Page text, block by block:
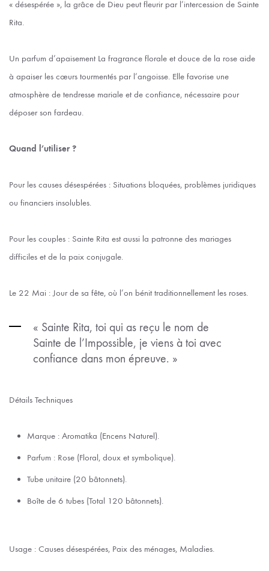
« désespérée », la grâce de Dieu peut fleurir par l’intercession de Sainte
Rita.
Un parfum d’apaisement La fragrance florale et douce de la rose aide
à apaiser les cœurs tourmentés par l’angoisse. Elle favorise une
atmosphère de tendresse mariale et de confiance, nécessaire pour
déposer son fardeau.
Quand l’utiliser ?
Pour les causes désespérées : Situations bloquées, problèmes juridiques
ou financiers insolubles.
Pour les couples : Sainte Rita est aussi la patronne des mariages
difficiles et de la paix conjugale.
Le 22 Mai : Jour de sa fête, où l’on bénit traditionnellement les roses.
« Sainte Rita, toi qui as reçu le nom de
Sainte de l’Impossible, je viens à toi avec
confiance dans mon épreuve. »
Détails Techniques
Marque : Aromatika (Encens Naturel).
Parfum : Rose (Floral, doux et symbolique).
Tube unitaire (20 bâtonnets).
Boîte de 6 tubes (Total 120 bâtonnets).
Usage : Causes désespérées, Paix des ménages, Maladies.